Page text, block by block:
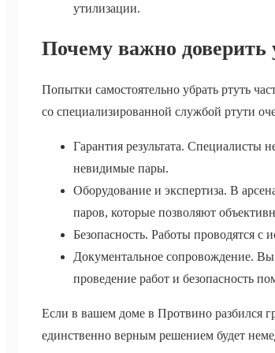
утилизации.
Почему важно доверить
Попытки самостоятельно убрать ртуть
со специализированной службой ртути
Гарантия результата. Специалисты
невидимые пары.
Оборудование и экспертиза. В
паров, которые позволяют
Безопасность. Работы проводятся с
Документальное сопровождение.
проведение работ и безопасность
Если в вашем доме в Протвино разбился
единственно верным решением будет